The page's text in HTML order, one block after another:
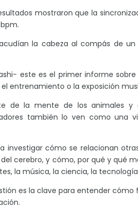
mostraron que la
la cabeza al compás de
este es el primer informe
entrenamiento o la exposición
de la mente de los animales y
también lo ven como una
investigar cómo se relacionan
cerebro, y cómo, por qué y qué
la música, la ciencia, la
es la clave para entender cómo